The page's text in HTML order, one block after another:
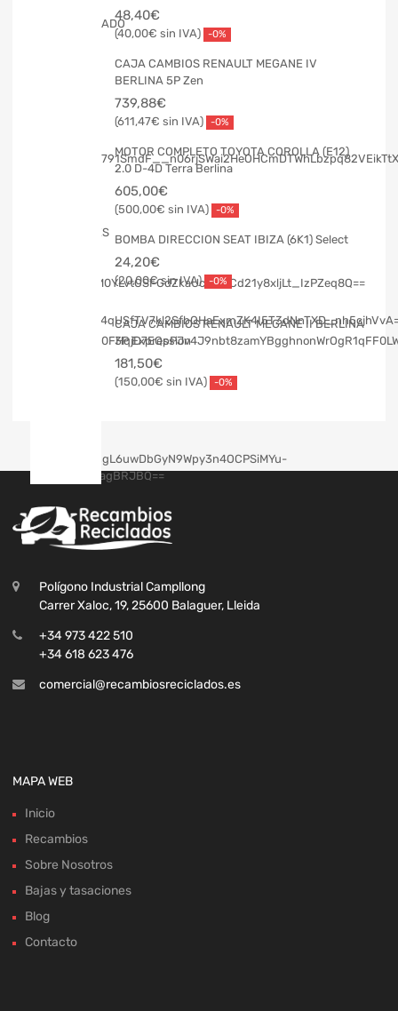
48,40€
40,00€ -0%
CAJA CAMBIOS RENAULT MEGANE IV
BERLINA 5P Zen
739,88€
611,47€ -0%
MOTOR COMPLETO TOYOTA COROLLA (E12)
2.0 D-4D Terra Berlina
605,00€
500,00€ -0%
BOMBA DIRECCION SEAT IBIZA (6K1) Select
24,20€
20,00€ -0%
CAJA CAMBIOS RENAULT MEGANE II BERLINA
3P Expression
181,50€
150,00€ -0%
Polígono Industrial Campllong
Carrer Xaloc, 19, 25600 Balaguer, Lleida
+34 973 422 510
+34 618 623 476
comercial@recambiosreciclados.es
MAPA WEB
Inicio
Recambios
Sobre Nosotros
Bajas y tasaciones
Blog
Contacto